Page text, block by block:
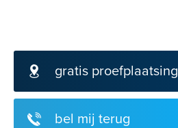
gratis proefplaatsing
bel mij terug